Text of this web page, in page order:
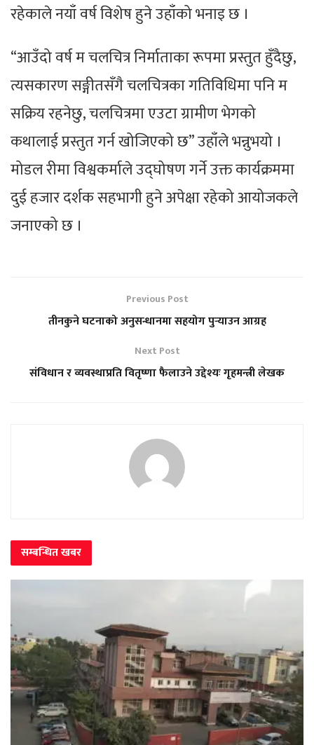
रहेकाले नयाँ वर्ष विशेष हुने उहाँको भनाइ छ ।
“आउँदो वर्ष म चलचित्र निर्माताका रूपमा प्रस्तुत हुँदैछु,
त्यसकारण सङ्गीतसँगै चलचित्रका गतिविधिमा पनि म
सक्रिय रहनेछु, चलचित्रमा एउटा ग्रामीण भेगको
कथालाई प्रस्तुत गर्न खोजिएको छ” उहाँले भन्नुभयो ।
मोडल रीमा विश्वकर्माले उद्घोषण गर्ने उक्त कार्यक्रममा
दुई हजार दर्शक सहभागी हुने अपेक्षा रहेको आयोजकले
जनाएको छ ।
Previous Post
तीनकुने घटनाको अनुसन्धानमा सहयोग पुर्‍याउन आग्रह
Next Post
संविधान र व्यवस्थाप्रति वितृष्णा फैलाउने उद्देश्यः गृहमन्त्री लेखक
सम्बन्धितखबर